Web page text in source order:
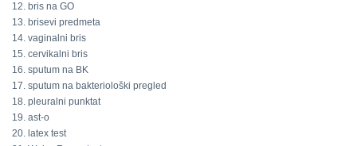
12. bris na GO
13. brisevi predmeta
14. vaginalni bris
15. cervikalni bris
16. sputum na BK
17. sputum na bakteriološki pregled
18. pleuralni punktat
19. ast-o
20. latex test